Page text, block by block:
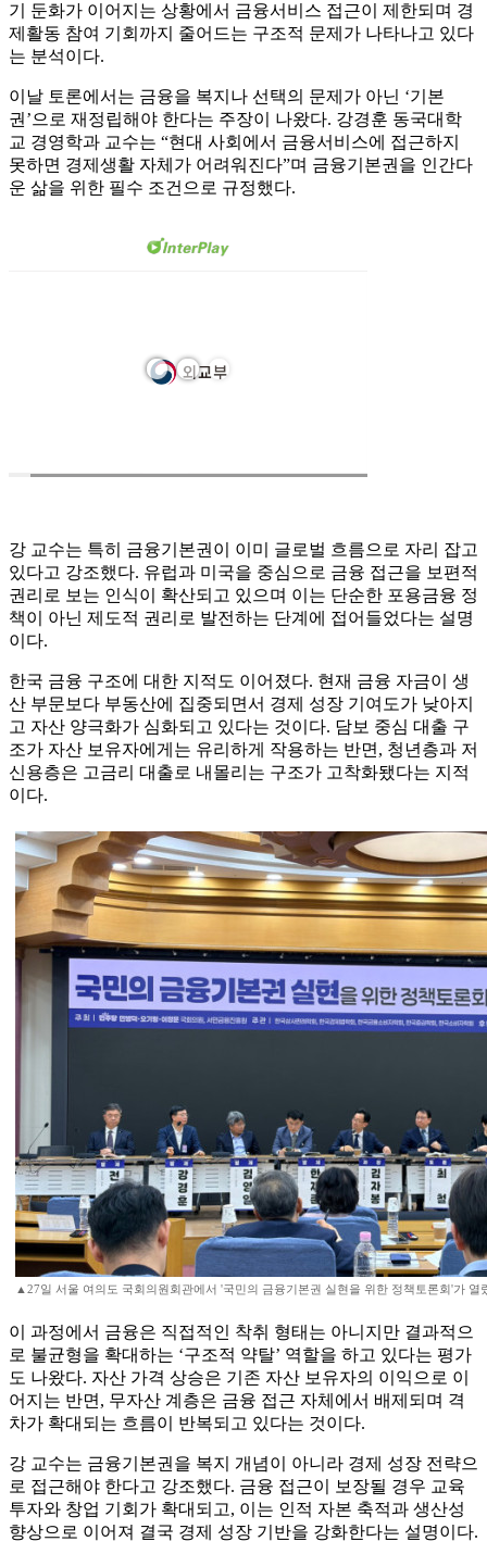
기 둔화가 이어지는 상황에서 금융서비스 접근이 제한되며 경
제활동 참여 기회까지 줄어드는 구조적 문제가 나타나고 있다
는 분석이다.
이날 토론에서는 금융을 복지나 선택의 문제가 아닌 ‘기본
권’으로 재정립해야 한다는 주장이 나왔다. 강경훈 동국대학
교 경영학과 교수는 “현대 사회에서 금융서비스에 접근하지
못하면 경제생활 자체가 어려워진다”며 금융기본권을 인간다
운 삶을 위한 필수 조건으로 규정했다.
강 교수는 특히 금융기본권이 이미 글로벌 흐름으로 자리 잡고
있다고 강조했다. 유럽과 미국을 중심으로 금융 접근을 보편적
권리로 보는 인식이 확산되고 있으며 이는 단순한 포용금융 정
책이 아닌 제도적 권리로 발전하는 단계에 접어들었다는 설명
이다.
한국 금융 구조에 대한 지적도 이어졌다. 현재 금융 자금이 생
산 부문보다 부동산에 집중되면서 경제 성장 기여도가 낮아지
고 자산 양극화가 심화되고 있다는 것이다. 담보 중심 대출 구
조가 자산 보유자에게는 유리하게 작용하는 반면, 청년층과 저
신용층은 고금리 대출로 내몰리는 구조가 고착화됐다는 지적
이다.
▲27일 서울 여의도 국회의원회관에서 '국민의 금융기본권 실현을 위한 정책토론회'가 열
이 과정에서 금융은 직접적인 착취 형태는 아니지만 결과적으
로 불균형을 확대하는 ‘구조적 약탈’ 역할을 하고 있다는 평가
도 나왔다. 자산 가격 상승은 기존 자산 보유자의 이익으로 이
어지는 반면, 무자산 계층은 금융 접근 자체에서 배제되며 격
차가 확대되는 흐름이 반복되고 있다는 것이다.
강 교수는 금융기본권을 복지 개념이 아니라 경제 성장 전략으
로 접근해야 한다고 강조했다. 금융 접근이 보장될 경우 교육
투자와 창업 기회가 확대되고, 이는 인적 자본 축적과 생산성
향상으로 이어져 결국 경제 성장 기반을 강화한다는 설명이다.